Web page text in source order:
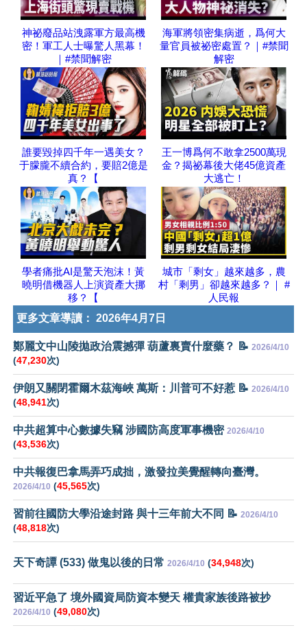
神祕廢品站洩露軍方最高機
密！軍工人士曝驚人黑幕！
｜#禁聞解密
海軍將領密集病逝，爲何大
量官員被祕密處置？｜#禁聞
解密
誰要毀掉四千年一遇美女？
于朦朧不續合約，要賠2億是
真？【
王一博爲何不敢拿2500萬現
金？揭祕幕後大佬45億資產
大逃亡！
學者痛批AI是驚天泡沫！黃
曉明借機器人上演資產大挪
移？【
城市「剩女」越來越多，農
村「剩男」卻越來越多？｜ #
人民報
更多文章導讀： 2026年4月7日
鄭麗文中山陵拋政治震撼彈 葫蘆裏賣什麼藥？ 📝 2026/4/10
(47,230次)
伊朗又關閉霍爾木茲海峽 萬斯：川普可不好惹 📝 2026/4/10
(48,941次)
中共超算中心數據失竊 涉國防高度軍事機密 2026/4/10
(43,536次)
中共報復巴拿馬弄巧成拙，激發拉美覺醒轉向臺灣。
2026/4/10 (45,565次)
習前往國防大學沿途封路 與十三年前大不同 📝 2026/4/10
(48,818次)
天下奇譚 (533) 做鬼以後的日常 2026/4/10 (34,948次)
習近平急了 境外國資局防資本變天 權貴家族後路被抄
2026/4/10 (49,080次)